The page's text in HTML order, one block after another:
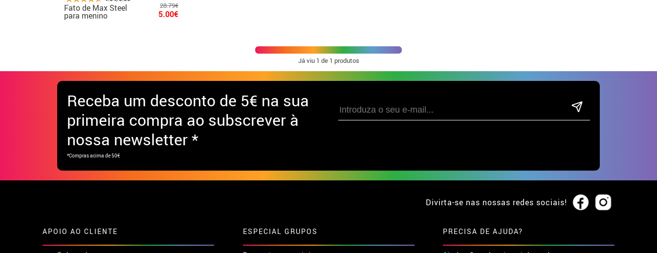
Fato de Max Steel
para menino
28.79€
5.00€
Já viu 1 de 1 produtos
Receba um desconto de 5€ na sua
primeira compra ao subscrever à
nossa newsletter *
*Compras acima de 50€
Divirta-se nas nossas redes sociais!
APOIO AO CLIENTE ESPECIAL GRUPOS PRECISA DE AJUDA?